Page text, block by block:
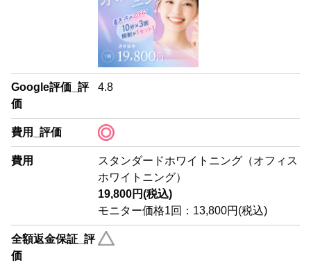
Google評価_評
価
4.8
費用_評価
費用
スタンダードホワイトニング（オフィス
ホワイトニング）
19,800円(税込)
モニター価格1回：13,800円(税込)
全額返金保証_評
価